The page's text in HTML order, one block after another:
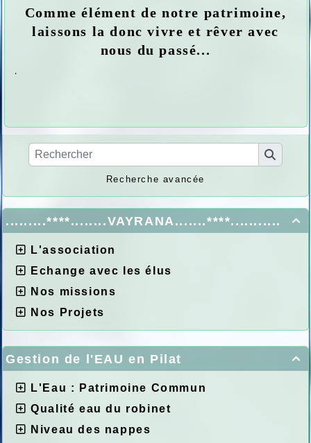
Recherche avancée

.........****........VAYRANA.......****...........
L'association
Echange avec les élus
Nos missions
Nos Projets

Gestion de l'EAU en Pilat
L'Eau : Patrimoine Commun
Qualité eau du robinet
Niveau des nappes
Comme élément de notre patrimoine,
laissons la donc vivre et rêver avec
nous du passé...
.